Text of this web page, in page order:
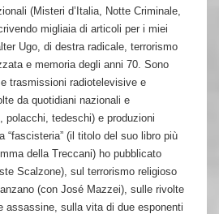
(Misteri d’Italia, Notte Criminale,
migliaia di articoli per i miei
Ugo, di destra radicale, terrorismo
e memoria degli anni 70. Sono
trasmissioni radiotelevisive e
da quotidiani nazionali e
polacchi, tedeschi) e produzioni
“fascisteria” (il titolo del suo libro più
della Treccani) ho pubblicato
Scalzone), sul terrorismo religioso
(con José Mazzei), sulle rivolte
assassine, sulla vita di due esponenti